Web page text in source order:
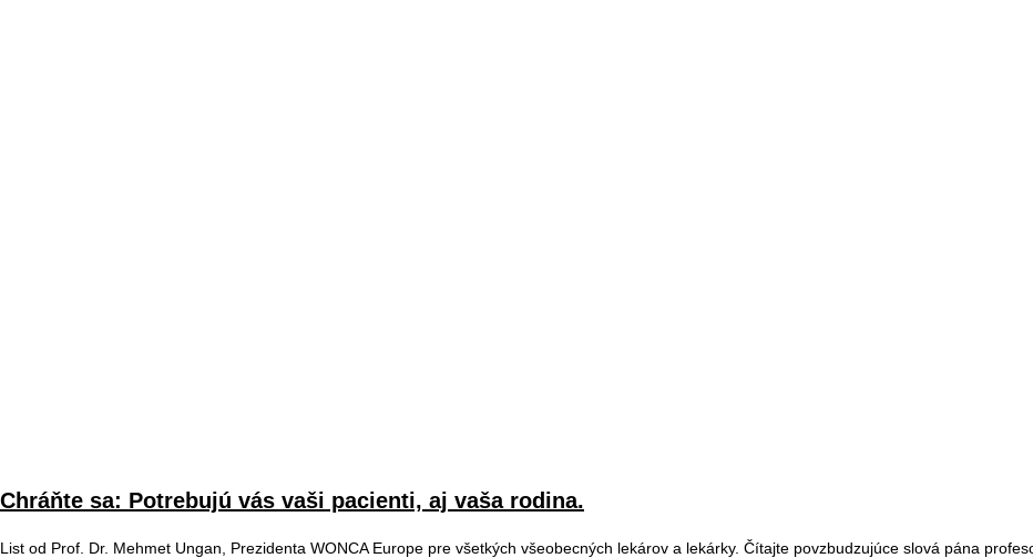
Chráňte sa: Potrebujú vás vaši pacienti, aj vaša rodina.
List od Prof. Dr. Mehmet Ungan, Prezidenta WONCA Europe pre všetkých všeobecných lekárov a lekárky. Čítajte povzbudzujúce slová pána